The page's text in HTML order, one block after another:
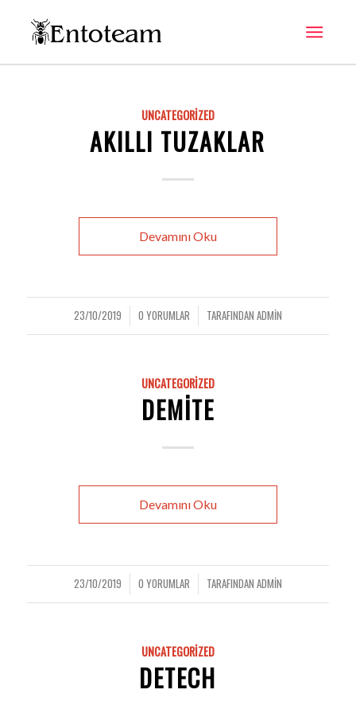
UNCATEGORIZED
AKILLI TUZAKLAR
Devamını Oku
23/10/2019
/ 0 YORUMLAR
/ TARAFINDAN ADMIN
UNCATEGORIZED
DEMITE
Devamını Oku
23/10/2019
/ 0 YORUMLAR
/ TARAFINDAN ADMIN
UNCATEGORIZED
DETECH